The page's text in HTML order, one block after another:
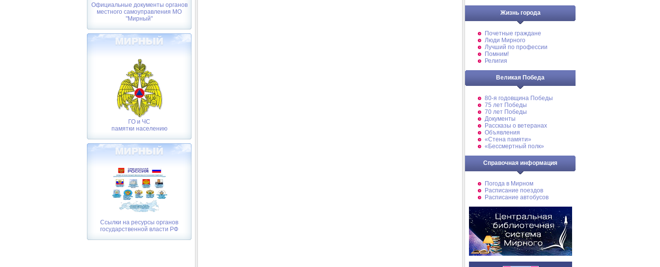
Официальные документы органов
местного самоуправления МО
"Мирный"
ГО и ЧС
памятки населению
Ссылки на ресурсы органов
государственной власти РФ
Жизнь города
Почетные граждане
Люди Мирного
Лучший по профессии
Помним!
Религия
Великая Победа
80-я годовщина Победы
75 лет Победы
70 лет Победы
Документы
Рассказы о ветеранах
Объявления
«Стена памяти»
«Бессмертный полк»
Справочная информация
Погода в Мирном
Расписание поездов
Расписание автобусов